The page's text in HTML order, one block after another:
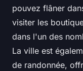
pouvez flâner
visiter les
dans l'un des
La ville est
de randonnée,